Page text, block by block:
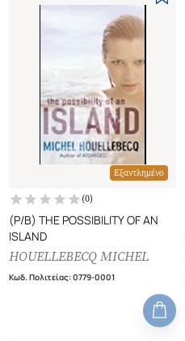
Εξαντλημένο
(0)
(P/B) THE POSSIBILITY OF AN
ISLAND
HOUELLEBECQ MICHEL
Κωδ. Πολιτείας:0779-0001